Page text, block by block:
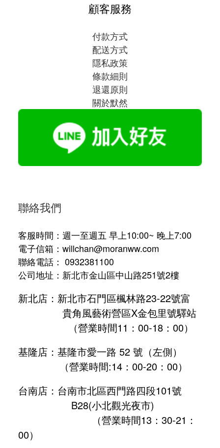
顧客服務
付款方式
配送方式
隱私政策
條款細則
退還原則
關於默然
聯絡我們
客服時間：週一至週五 早上10:00~ 晚上7:00
電子信箱：willchan@moranww.com
聯絡電話： 0932381100
公司地址：新北市金山區中山路251號2樓
新北店：新北市石門區楓林路23-22號富
貴角風藝術營區X金包里號驛站
（營業時間11：00-18：00）
基隆店：基隆市愛一路 52 號（左側）
（營業時間:14：00-20：00）
台南店：台南市北區西門路四段101號
B28(小北觀光夜市)
（營業時間13：30-21：
00）